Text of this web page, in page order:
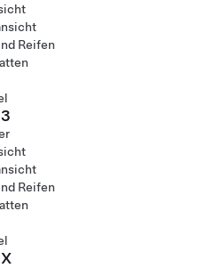
Reifen
Reifen